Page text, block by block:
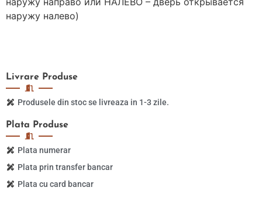
наружу налево)
Plata Produse
Plata numerar
Plata prin transfer bancar
Plata cu card bancar
Livrare Produse
Produsele din stoc se livreaza in 1-3 zile.